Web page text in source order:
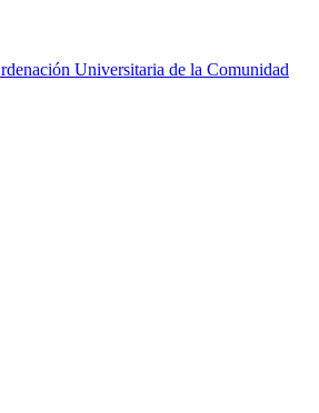
Universitaria de la Comunidad